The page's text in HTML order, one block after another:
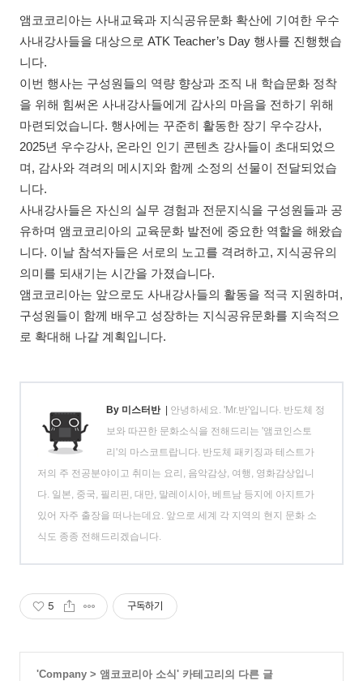
앰코코리아는 사내교육과 지식공유문화 확산에 기여한 우수
사내강사들을 대상으로 ATK Teacher’s Day 행사를 진행했습
니다.
이번 행사는 구성원들의 역량 향상과 조직 내 학습문화 정착
을 위해 힘써온 사내강사들에게 감사의 마음을 전하기 위해
마련되었습니다. 행사에는 꾸준히 활동한 장기 우수강사,
2025년 우수강사, 온라인 인기 콘텐츠 강사들이 초대되었으
며, 감사와 격려의 메시지와 함께 소정의 선물이 전달되었습
니다.
사내강사들은 자신의 실무 경험과 전문지식을 구성원들과 공
유하며 앰코코리아의 교육문화 발전에 중요한 역할을 해왔습
니다. 이날 참석자들은 서로의 노고를 격려하고, 지식공유의
의미를 되새기는 시간을 가졌습니다.
앰코코리아는 앞으로도 사내강사들의 활동을 적극 지원하며,
구성원들이 함께 배우고 성장하는 지식공유문화를 지속적으
로 확대해 나갈 계획입니다.
By 미스터반 | 안녕하세요. 'Mr.반'입니다. 반도체 정
보와 따끈한 문화소식을 전해드리는 '앰코인스토
리'의 마스코트랍니다. 반도체 패키징과 테스트가
저의 주 전공분야이고 취미는 요리, 음악감상, 여행, 영화감상입니
다. 일본, 중국, 필리핀, 대만, 말레이시아, 베트남 등지에 아지트가
있어 자주 출장을 떠나는데요. 앞으로 세계 각 지역의 현지 문화 소
식도 종종 전해드리겠습니다.
5 구독하기
'Company > 앰코코리아 소식' 카테고리의 다른 글